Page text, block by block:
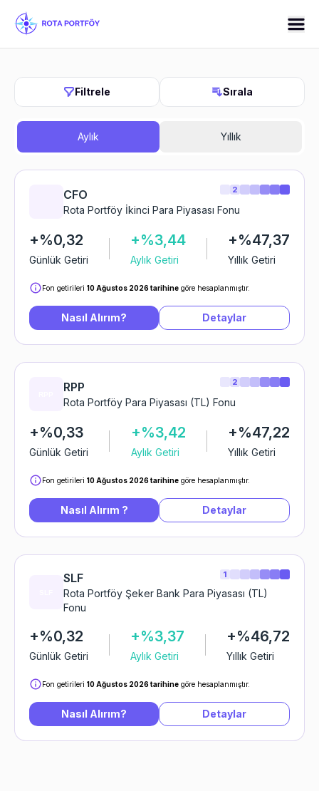
Filtrele Sırala
Aylık Yıllık
CFO
Rota Portföy İkinci Para Piyasası Fonu
+%0,32
Günlük Getiri
+%3,44
Aylık Getiri
+%47,37
Yıllık Getiri
Fon getirileri 10 Ağustos 2026 tarihine göre hesaplanmıştır.
Nasıl Alırım? Detaylar
2
RPP
Rota Portföy Para Piyasası (TL) Fonu
+%0,33
Günlük Getiri
+%3,42
Aylık Getiri
+%47,22
Yıllık Getiri
Fon getirileri 10 Ağustos 2026 tarihine göre hesaplanmıştır.
Nasıl Alırım ? Detaylar
2
SLF
Rota Portföy Şeker Bank Para Piyasası (TL)
Fonu
+%0,32
Günlük Getiri
+%3,37
Aylık Getiri
+%46,72
Yıllık Getiri
Fon getirileri 10 Ağustos 2026 tarihine göre hesaplanmıştır.
Nasıl Alırım? Detaylar
1